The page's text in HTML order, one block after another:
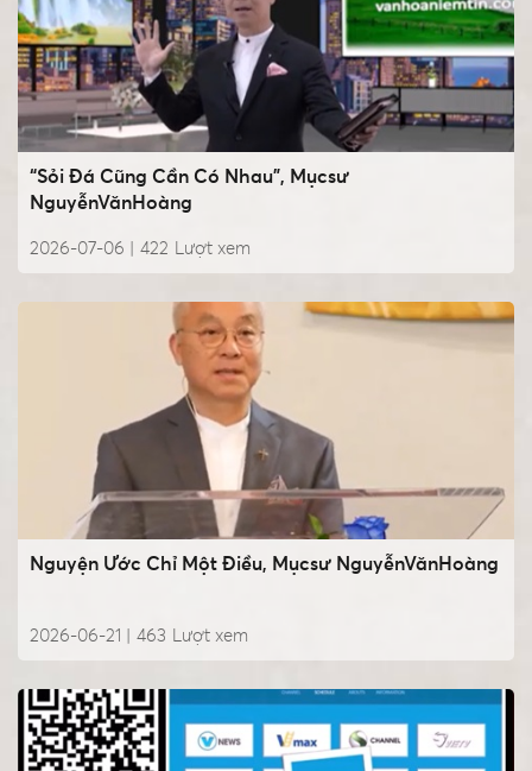
“Sỏi Đá Cũng Cần Có Nhau”, Mụcsư
NguyễnVănHoàng
2026-07-06 | Lượt xem
422
Nguyện Ước Chỉ Một Điều, Mụcsư NguyễnVănHoàng
2026-06-21 | Lượt xem
463